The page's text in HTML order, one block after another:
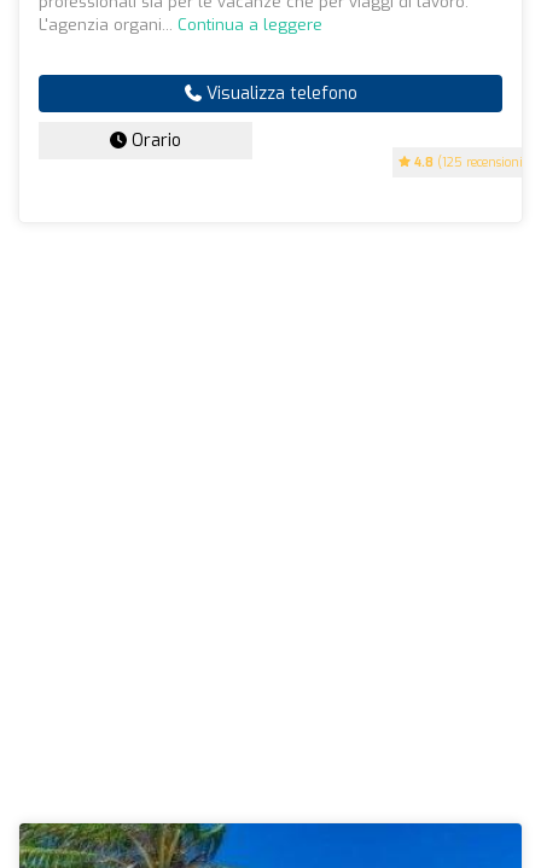
4.8 (125 recensioni)
L'agenzia organi... Continua a leggere
Visualizza telefono
Orario